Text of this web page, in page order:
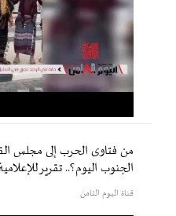
من فتاوى الحرب إلى مجلس
الجنوب اليوم؟.. تقرير
قناة اليوم الثامن